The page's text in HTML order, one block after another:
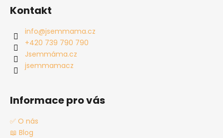
Kontakt
info@jsemmama.cz
+420 739 790 790
Jsemmáma.cz
jsemmamacz
Informace pro vás
✅ O nás
📖 Blog